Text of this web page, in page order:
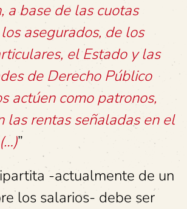
a base de las cuotas
asegurados, de los
el Estado y las
de Derecho Público
actúen como patronos,
las rentas señaladas en el
”
-actualmente de un
los salarios- debe ser